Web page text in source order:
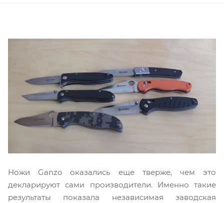
Ножи Ganzo оказались еще тверже, чем это
декларируют сами производители. Именно такие
результаты показала независимая заводская